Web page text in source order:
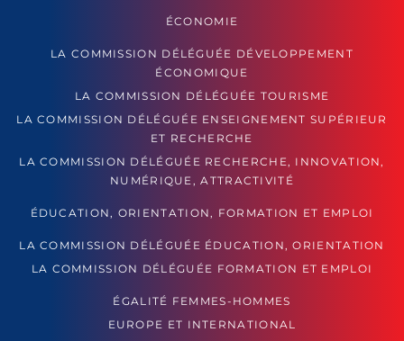
ÉCONOMIE
LA COMMISSION DÉLÉGUÉE DÉVELOPPEMENT
ÉCONOMIQUE
LA COMMISSION DÉLÉGUÉE TOURISME
LA COMMISSION DÉLÉGUÉE ENSEIGNEMENT SUPÉRIEUR
ET RECHERCHE
LA COMMISSION DÉLÉGUÉE RECHERCHE, INNOVATION,
NUMÉRIQUE, ATTRACTIVITÉ
ÉDUCATION, ORIENTATION, FORMATION ET EMPLOI
LA COMMISSION DÉLÉGUÉE ÉDUCATION, ORIENTATION
LA COMMISSION DÉLÉGUÉE FORMATION ET EMPLOI
ÉGALITÉ FEMMES-HOMMES
EUROPE ET INTERNATIONAL